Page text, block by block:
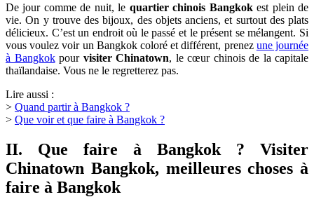
De jour comme de nuit, le quartier chinois Bangkokest plein de
vie. On y trouve des bijoux, des objets anciens, et surtout des plats
délicieux. C’est un endroit où le passé et le présent se mélangent. Si
vous voulez voir un Bangkok coloré et différent, prenez une journée
à Bangkokpour visiter Chinatown, le cœur chinois de la capitale
thaïlandaise. Vous ne le regretterez pas.
Lire aussi :
> Quand partir à Bangkok ?
> Que voir et que faire à Bangkok ?
II. Que faire à Bangkok ? Visiter
Chinatown Bangkok, meilleures choses à
faire à Bangkok